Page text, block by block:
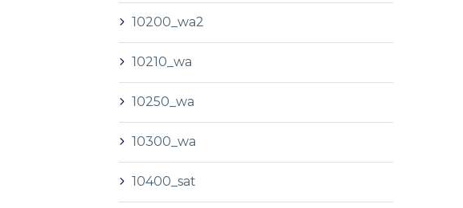
10200_wa2
10210_wa
10250_wa
10300_wa
10400_sat